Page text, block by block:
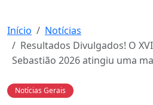
Início
Notícias
Resultados Divulgados! O
Sebastião 2026 atingiu uma
Notícias Gerais